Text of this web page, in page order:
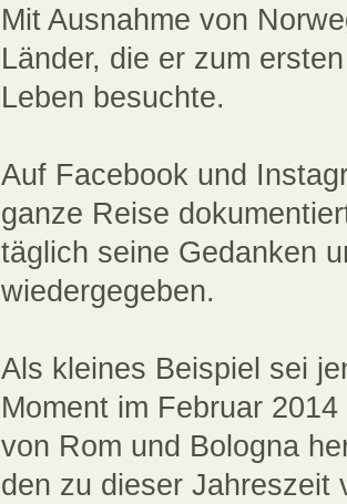
Mit Ausnahme von
Länder, die er zum
Leben besuchte.
Auf Facebook und
ganze Reise
täglich seine Gedanken
wiedergegeben.
Als kleines Beispiel sei
Moment im Februar
von Rom und Bologna
den zu dieser Jahreszeit